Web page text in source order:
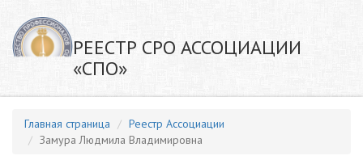
РЕЕСТР СРО АССОЦИАЦИИ
«СПО»
Главная страница
Реестр Ассоциации
Замура Людмила Владимировна